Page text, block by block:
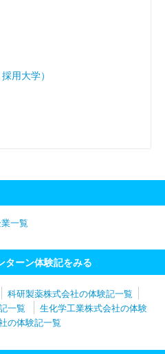
用大学）
一覧
ターン体験記をみる
科研製薬株式会社の体験記一覧
一覧
生化学工業株式会社の体験
の体験記一覧